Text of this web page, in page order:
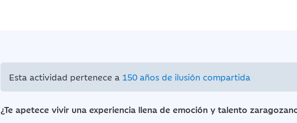
Esta actividad pertenece a 150 años de ilusión compartida
¿Te apetece vivir una experiencia llena de emoción y talento